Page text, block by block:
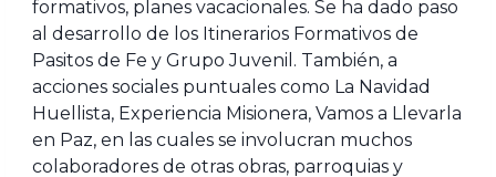
formativos, planes vacacionales. Se ha dado paso
al desarrollo de los Itinerarios Formativos de
Pasitos de Fe y Grupo Juvenil. También, a
acciones sociales puntuales como La Navidad
Huellista, Experiencia Misionera, Vamos a Llevarla
en Paz, en las cuales se involucran muchos
colaboradores de otras obras, parroquias y